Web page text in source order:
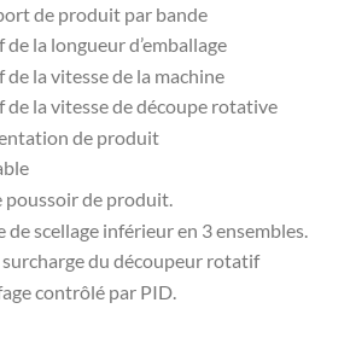
de produit par bande
de la longueur d’emballage
de la vitesse de la machine
de la vitesse de découpe rotative
de produit
poussoir de produit.
de scellage inférieur en 3 ensembles.
surcharge du découpeur rotatif
contrôlé par PID.